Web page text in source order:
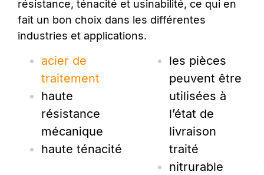
résistance, ténacité et usinabilité, ce qui en
fait un bon choix dans les différentes
industries et applications.
acier de
traitement
haute
résistance
mécanique
haute ténacité
les pièces
peuvent être
utilisées à
l’état de
livraison
traité
nitrurable